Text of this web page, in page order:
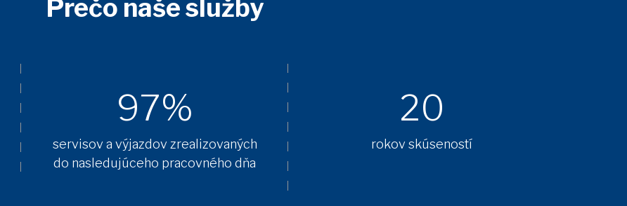
Prečo naše služby
97%
servisov a výjazdov zrealizovaných
do nasledujúceho pracovného dňa
20
rokov skúseností